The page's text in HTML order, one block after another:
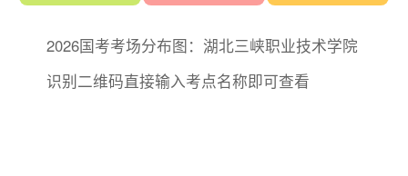
2026国考考场分布图：湖北三峡职业技术学院
识别二维码直接输入考点名称即可查看